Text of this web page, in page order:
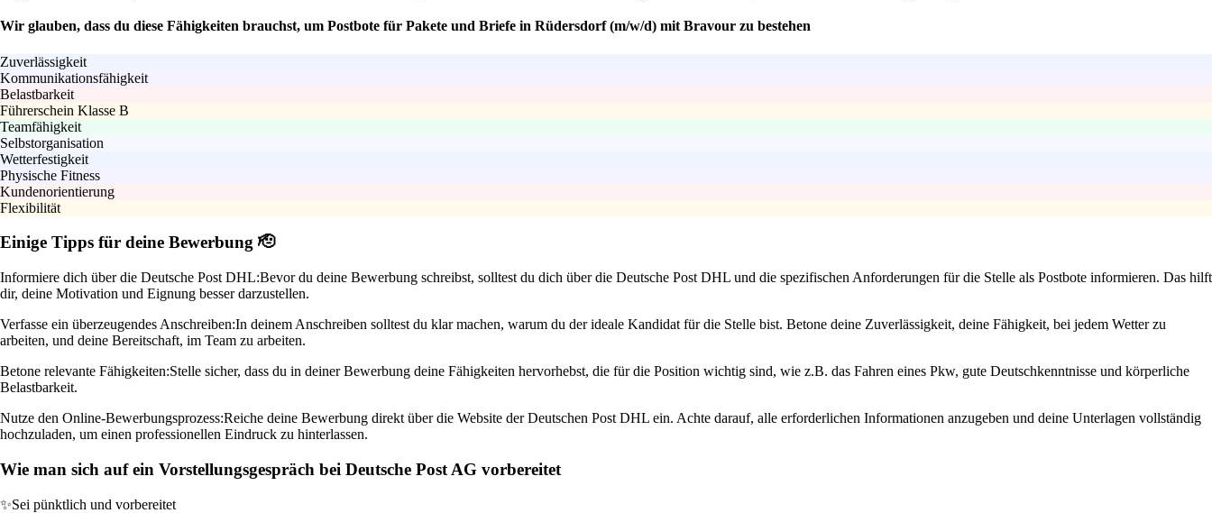
Wir glauben, dass du diese Fähigkeiten brauchst, um Postbote für Pakete und Briefe in Rüdersdorf (m/w/d) mit Bravour zu bestehen
Zuverlässigkeit
Kommunikationsfähigkeit
Belastbarkeit
Führerschein Klasse B
Teamfähigkeit
Selbstorganisation
Wetterfestigkeit
Physische Fitness
Kundenorientierung
Flexibilität
Einige Tipps für deine Bewerbung 🫡
Informiere dich über die Deutsche Post DHL:Bevor du deine Bewerbung schreibst, solltest du dich über die Deutsche Post DHL und die spezifischen Anforderungen für die Stelle als Postbote informieren. Das hilft
dir, deine Motivation und Eignung besser darzustellen.
Verfasse ein überzeugendes Anschreiben:In deinem Anschreiben solltest du klar machen, warum du der ideale Kandidat für die Stelle bist. Betone deine Zuverlässigkeit, deine Fähigkeit, bei jedem Wetter zu
arbeiten, und deine Bereitschaft, im Team zu arbeiten.
Betone relevante Fähigkeiten:Stelle sicher, dass du in deiner Bewerbung deine Fähigkeiten hervorhebst, die für die Position wichtig sind, wie z.B. das Fahren eines Pkw, gute Deutschkenntnisse und körperliche
Belastbarkeit.
Nutze den Online-Bewerbungsprozess:Reiche deine Bewerbung direkt über die Website der Deutschen Post DHL ein. Achte darauf, alle erforderlichen Informationen anzugeben und deine Unterlagen vollständig
hochzuladen, um einen professionellen Eindruck zu hinterlassen.
Wie man sich auf ein Vorstellungsgespräch bei Deutsche Post AG vorbereitet
✨Sei pünktlich und vorbereitet